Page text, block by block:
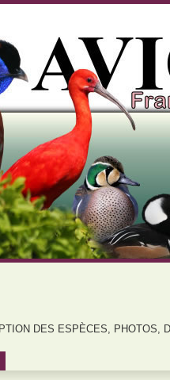
DES ESPÈCES, PHOTOS,